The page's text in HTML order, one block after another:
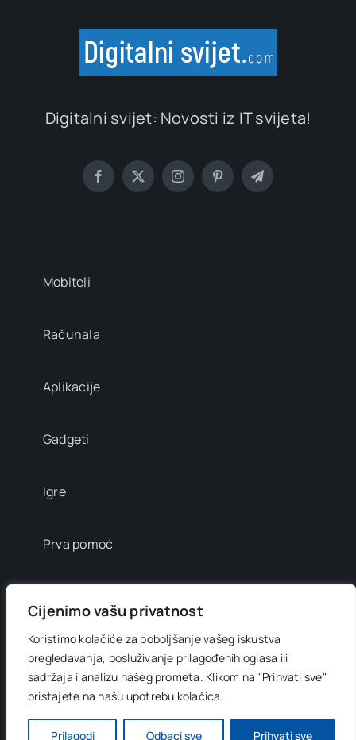
Cijenimo vašu privatnost
Koristimo kolačiće za poboljšanje vašeg iskustva
pregledavanja, posluživanje prilagođenih oglasa ili
sadržaja i analizu našeg prometa. Klikom na "Prihvati sve"
pristajete na našu upotrebu kolačića.
Prilagodi Odbaci sve Prihvati sve
Digitalni svijet: Novosti iz IT svijeta!
Mobiteli
Računala
Aplikacije
Gadgeti
Igre
Prva pomoć
Info brojevi
Developed byOnlinePress Ltd